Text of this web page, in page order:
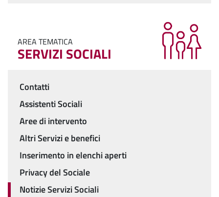
AREA TEMATICA
SERVIZI SOCIALI
Menu
Contatti
Assistenti Sociali
Aree di intervento
Altri Servizi e benefici
Inserimento in elenchi aperti
Privacy del Sociale
Notizie Servizi Sociali